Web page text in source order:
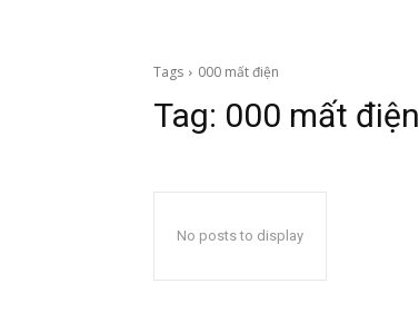
Tags 000 mất điện
Tag: 000 mất điện
No posts to display